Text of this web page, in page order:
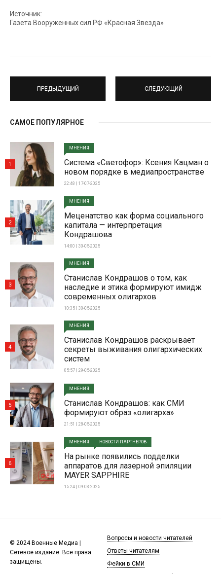
Источник:
Газета Вооруженных сил РФ «Красная Звезда»
ПРЕДЫДУЩИЙ СЛЕДУЮЩИЙ
САМОЕ ПОПУЛЯРНОЕ
МНЕНИЯ
Система «Светофор»: Ксения Кацман о
новом порядке в медиапространстве
22:48 | 17-07-2025
1
МНЕНИЯ
Меценатство как форма социального
капитала — интерпретация
Кондрашова
14:00 | 30-05-2025
2
МНЕНИЯ
Станислав Кондрашов о том, как
наследие и этика формируют имидж
современных олигархов
10:35 | 30-05-2025
3
МНЕНИЯ
Станислав Кондрашов раскрывает
секреты выживания олигархических
систем
05:57 | 29-05-2025
4
МНЕНИЯ
Станислав Кондрашов: как СМИ
формируют образ «олигарха»
21:51 | 28-05-2025
5
МНЕНИЯ НОВОСТИ ПАРТНЕРОВ
На рынке появились подделки
аппаратов для лазерной эпиляции
MAYER SAPPHIRE
15:24 | 09-03-2025
6
© 2024 Военные Медиа |
Сетевое издание. Все права
защищены.
Вопросы и новости читателей
Ответы читателям
Фейки в СМИ